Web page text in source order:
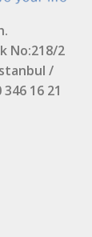
No:218/2
/
16 21